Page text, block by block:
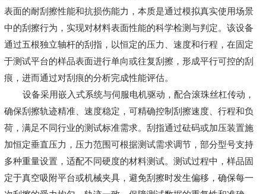
表面的耐刮擦性能和抗损伤能力，本质是通过模拟真实使用场景
中的刮擦行为，实现对材料表面性能的科学检测与判定。该设备
通过五根独立轴杆的刮指，以恒定的压力、速度和行程，在固定
于测试平台的样品表面进行单向或往复刮擦，形成平行可控的刮
痕，进而通过对刮痕的分析完成性能评估。
设备采用嵌入式系统与伺服电机驱动，配合滚珠丝杠传动，
确保刮擦轨迹精准、速度稳定，可精确控制刮擦速度、行程和负
荷，满足不同行业的测试标准需求。刮指通过砝码或加压装置施
加恒定垂直压力，压力范围可根据测试需求调节，部分型号支持
多种重量设置，适配不同硬度的材料测试。测试过程中，样品固
定于真空吸附平台或机械夹具，避免刮擦时发生偏移，确保每一